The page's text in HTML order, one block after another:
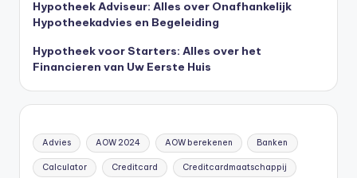
Hypotheek Adviseur: Alles over Onafhankelijk
Hypotheekadvies en Begeleiding
Hypotheek voor Starters: Alles over het
Financieren van Uw Eerste Huis
Advies AOW 2024 AOW berekenen Banken
Calculator Creditcard Creditcardmaatschappij